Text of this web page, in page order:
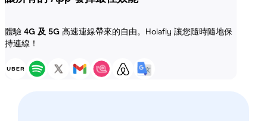
體驗 4G 及 5G 高速連線帶來的自由。Holafly 讓您隨時隨地保
持連線！